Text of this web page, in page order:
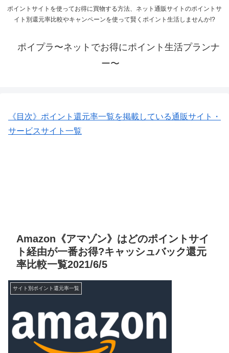
ポイントサイトを使ってお得に買物する方法、ネット通販サイトのポイントサ
イト別還元率比較やキャンペーンを使って賢くポイント生活しませんか!?
ポイプラ〜ネットでお得にポイント生活プランナ
ー〜
《目次》ポイント還元率一覧を掲載している通販サイト・
サービスサイト一覧
Amazon《アマゾン》はどのポイントサイ
ト経由が一番お得?キャッシュバック還元
率比較一覧2021/6/5
サイト別ポイント還元率一覧